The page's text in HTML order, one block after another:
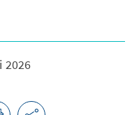
2026